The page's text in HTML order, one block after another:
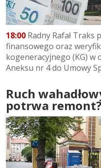
18:00 Radny Rafał Traks
finansowego oraz
kogeneracyjnego (KG)
Aneksu nr 4 do Umowy
Ruch
potrwa